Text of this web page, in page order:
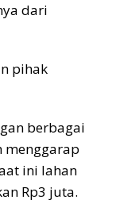
dari
pihak
berbagai
menggarap
ini lahan
Rp3 juta.